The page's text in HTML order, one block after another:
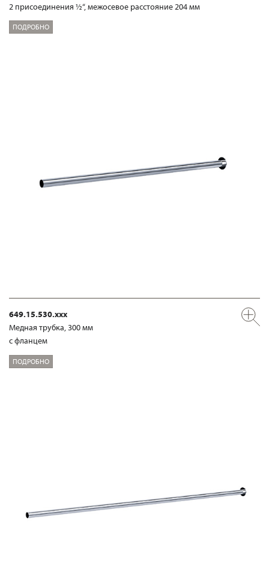
2 присоединения ½“, межосевое расстояние 204 мм
ПОДРОБНО
649.15.530.xxx
Медная трубка, 300 мм
с фланцем
ПОДРОБНО